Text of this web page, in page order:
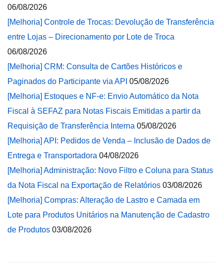
06/08/2026
[Melhoria] Controle de Trocas: Devolução de Transferência
entre Lojas – Direcionamento por Lote de Troca
06/08/2026
[Melhoria] CRM: Consulta de Cartões Históricos e
Paginados do Participante via API 05/08/2026
[Melhoria] Estoques e NF-e: Envio Automático da Nota
Fiscal à SEFAZ para Notas Fiscais Emitidas a partir da
Requisição de Transferência Interna 05/08/2026
[Melhoria] API: Pedidos de Venda – Inclusão de Dados de
Entrega e Transportadora 04/08/2026
[Melhoria] Administração: Novo Filtro e Coluna para Status
da Nota Fiscal na Exportação de Relatórios 03/08/2026
[Melhoria] Compras: Alteração de Lastro e Camada em
Lote para Produtos Unitários na Manutenção de Cadastro
de Produtos 03/08/2026